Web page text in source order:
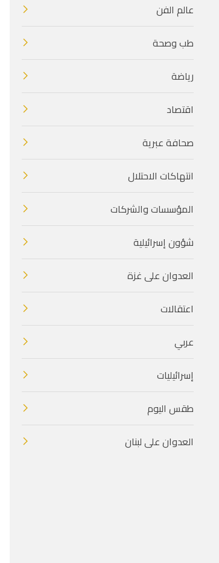
عالم الفن
طب وصحة
رياضة
اقتصاد
صحافة عبرية
انتهاكات الاحتلال
المؤسسات والشركات
شؤون إسرائيلية
العدوان على غزة
اعتقالات
عربي
إسرائيليات
طقس اليوم
العدوان على لبنان